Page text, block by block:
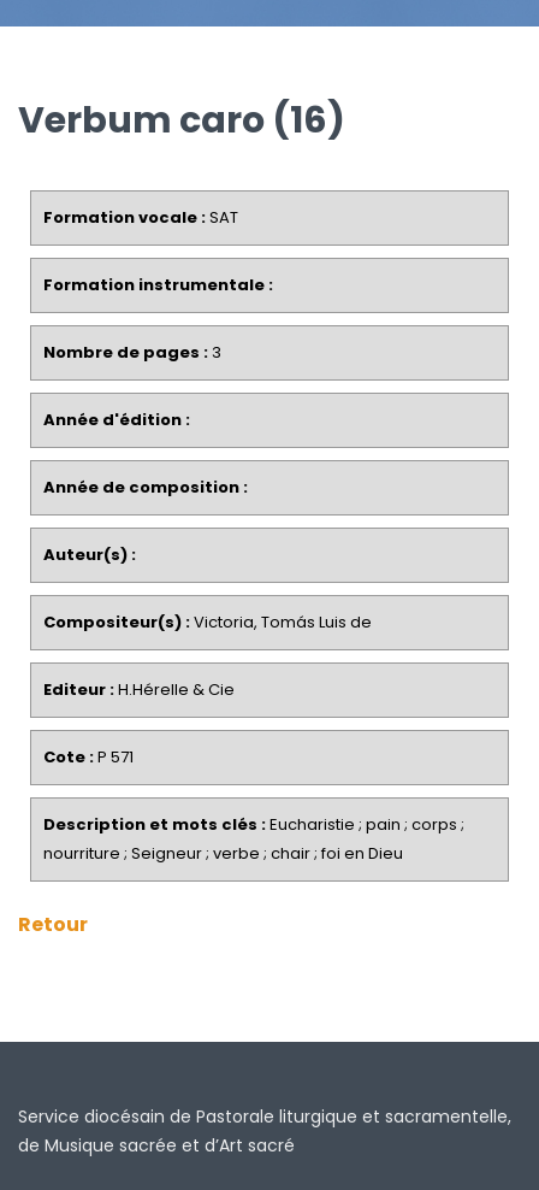
Verbum caro (16)
Formation vocale :SAT
Formation instrumentale :
Nombre de pages :3
Année d'édition :
Année de composition :
Auteur(s) :
Compositeur(s) :Victoria, Tomás Luis de
Editeur :H.Hérelle & Cie
Cote :P 571
Description et mots clés :Eucharistie ; pain ; corps ;
nourriture ; Seigneur ; verbe ; chair ; foi en Dieu
Retour
Service diocésain de Pastorale liturgique et sacramentelle,
de Musique sacrée et d’Art sacré